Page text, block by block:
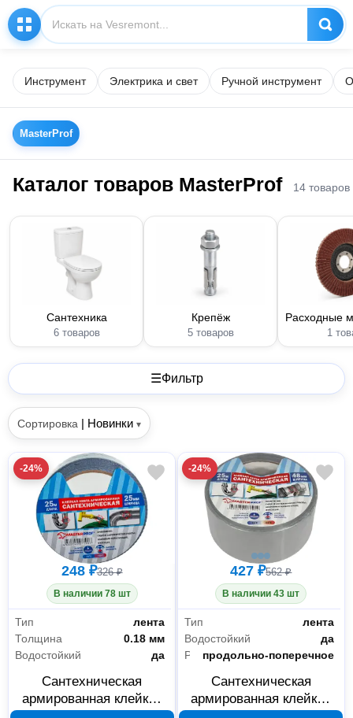
Инструмент Электрика и свет Ручной инструмент
MasterProf
Каталог товаров MasterProf 14 товаров
Сантехника
6 товаров
Крепёж
5 товаров
Расходные
1
☰Фильтр
Сортировка | Новинки ▾
-24%
248 ₽326 ₽
В наличии 78 шт
Тип
лента
Толщина
0.18 мм
Водостойкий
да
Сантехническая
армированная клейкая
-24%
427 ₽562 ₽
В наличии 43 шт
Тип
лента
Водостойкий
да
продольно-поперечное
Сантехническая
армированная клейкая